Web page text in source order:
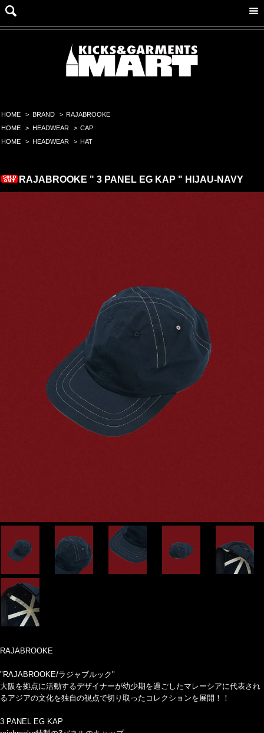
HOME > BRAND > RAJABROOKE
HOME
> HEADWEAR > CAP
HOME
> HEADWEAR > HAT
RAJABROOKE " 3 PANEL EG KAP " HIJAU-NAVY
RAJABROOKE
"RAJABROOKE/ラジャブルック"
大阪を拠点に活動するデザイナーが幼少期を過ごしたマレーシアに代表され
るアジアの文化を独自の視点で切り取ったコレクションを展開！！
3 PANEL EG KAP